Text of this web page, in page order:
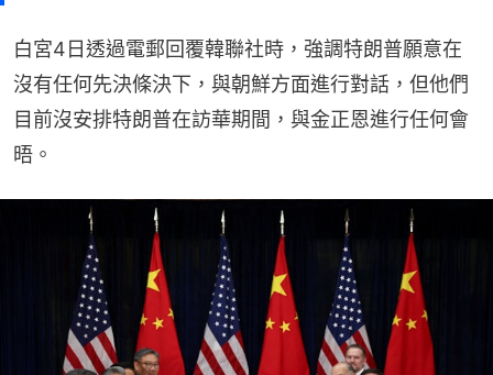
白宮4日透過電郵回覆韓聯社時，強調特朗普願意在
沒有任何先決條決下，與朝鮮方面進行對話，但他們
目前沒安排特朗普在訪華期間，與金正恩進行任何會
晤。